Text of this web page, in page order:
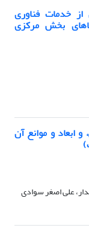
از خدمات فناوری
بخش مرکزی
ابعاد و موانع آن
علی اصغر سوادی